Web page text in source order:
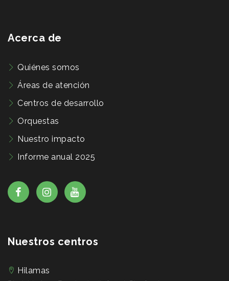
Acerca de
Quiénes somos
Áreas de atención
Centros de desarrollo
Orquestas
Nuestro impacto
Informe anual 2025
Nuestros centros
Hilamas